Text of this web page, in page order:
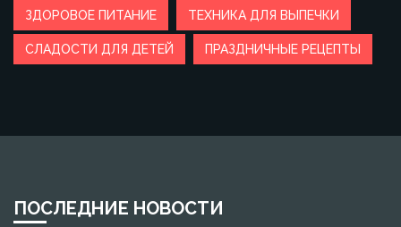
ЗДОРОВОЕ ПИТАНИЕ ТЕХНИКА ДЛЯ ВЫПЕЧКИ
СЛАДОСТИ ДЛЯ ДЕТЕЙ ПРАЗДНИЧНЫЕ РЕЦЕПТЫ
ПОСЛЕДНИЕ НОВОСТИ